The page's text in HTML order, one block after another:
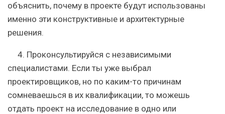
объяснить, почему в проекте будут использованы
именно эти конструктивные и архитектурные
решения.
4. Проконсультируйся с независимыми
специалистами. Если ты уже выбрал
проектировщиков, но по каким-то причинам
сомневаешься в их квалификации, то можешь
отдать проект на исследование в одно или